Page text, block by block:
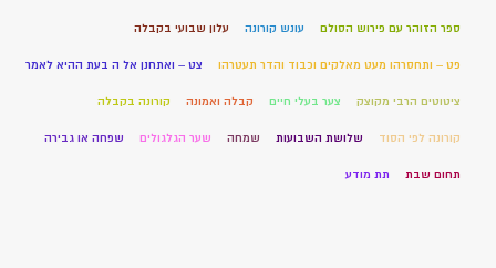
ספר הזוהר עם פירוש הסולם עונש קורונה עלון שבועי בקבלה
פט – ותחסרהו מעט מאלקים וכבוד והדר תעטרהו צט – ואתחנן אל ה בעת ההיא לאמר
ציטוטים הרבי מקוצק צער בעלי חיים קבלה ואמונה קורונה בקבלה
קורונה לפי הסוד שלושת השבועות שמחה שער הגלגולים שפחה או גבירה
תחום שבת תת מודע